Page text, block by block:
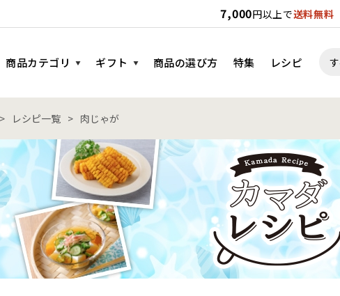
7,000円以上で送料無料
商品カテゴリ ギフト 商品の選び方 特集 レシピ
レシピ一覧 肉じゃが